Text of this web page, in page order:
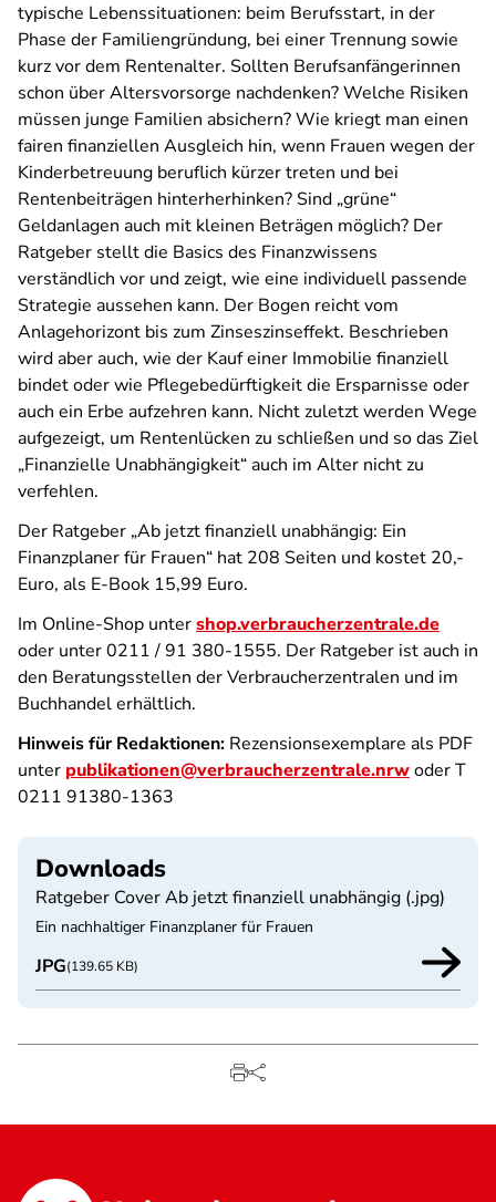
typische Lebenssituationen: beim Berufsstart, in der
Phase der Familiengründung, bei einer Trennung sowie
kurz vor dem Rentenalter. Sollten Berufsanfängerinnen
schon über Altersvorsorge nachdenken? Welche Risiken
müssen junge Familien absichern? Wie kriegt man einen
fairen finanziellen Ausgleich hin, wenn Frauen wegen der
Kinderbetreuung beruflich kürzer treten und bei
Rentenbeiträgen hinterherhinken? Sind „grüne“
Geldanlagen auch mit kleinen Beträgen möglich? Der
Ratgeber stellt die Basics des Finanzwissens
verständlich vor und zeigt, wie eine individuell passende
Strategie aussehen kann. Der Bogen reicht vom
Anlagehorizont bis zum Zinseszinseffekt. Beschrieben
wird aber auch, wie der Kauf einer Immobilie finanziell
bindet oder wie Pflegebedürftigkeit die Ersparnisse oder
auch ein Erbe aufzehren kann. Nicht zuletzt werden Wege
aufgezeigt, um Rentenlücken zu schließen und so das Ziel
„Finanzielle Unabhängigkeit“ auch im Alter nicht zu
verfehlen.
Der Ratgeber „Ab jetzt finanziell unabhängig: Ein
Finanzplaner für Frauen“ hat 208 Seiten und kostet 20,-
Euro, als E-Book 15,99 Euro.
Im Online-Shop untershop.verbraucherzentrale.de
oder unter 0211 / 91 380-1555. Der Ratgeber ist auch in
den Beratungsstellen der Verbraucherzentralen und im
Buchhandel erhältlich.
Hinweis für Redaktionen: Rezensionsexemplare als PDF
unter publikationen@verbraucherzentrale.nrwoder T
0211 91380-1363
Downloads
Ratgeber Cover Ab jetzt finanziell unabhängig (.jpg)
Ein nachhaltiger Finanzplaner für Frauen
JPG(139.65 KB)